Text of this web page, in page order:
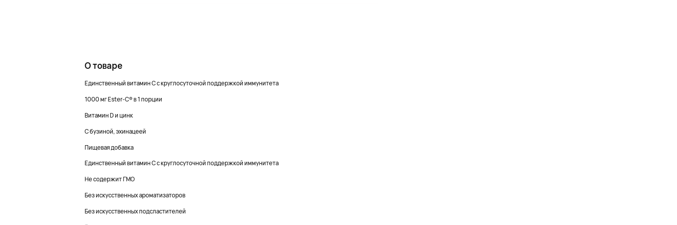
О товаре
Единственный витамин С с круглосуточной поддержкой иммунитета
1000 мг Ester-C® в 1 порции
Витамин D и цинк
С бузиной, эхинацеей
Пищевая добавка
Единственный витамин С с круглосуточной поддержкой иммунитета
Не содержит ГМО
Без искусственных ароматизаторов
Без искусственных подсластителей